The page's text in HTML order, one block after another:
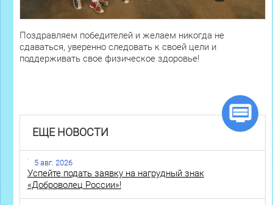
Поздравляем победителей и желаем никогда не
сдаваться, уверенно следовать к своей цели и
поддерживать свое физическое здоровье!
ЕЩЕ НОВОСТИ
5 авг. 2026
Успейте подать заявку на нагрудный знак
«Доброволец России»!